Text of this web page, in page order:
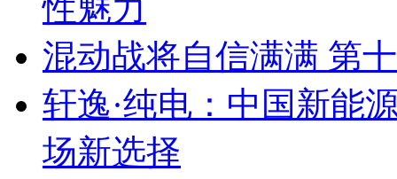
性魅力
混动战将自信满满 第
轩逸·纯电：中国新能
场新选择